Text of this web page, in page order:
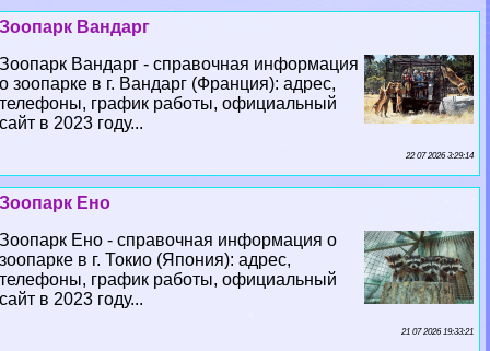
Зоопарк Вандарг
Зоопарк Вандарг - справочная информация
о зоопарке в г. Вандарг (Франция): адрес,
телефоны, график работы, официальный
сайт в 2023 году...
22 07 2026 3:29:14
Зоопарк Ено
Зоопарк Ено - справочная информация о
зоопарке в г. Токио (Япония): адрес,
телефоны, график работы, официальный
сайт в 2023 году...
21 07 2026 19:33:21